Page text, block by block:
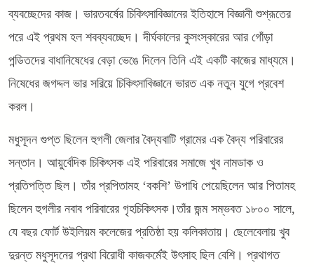
ব্যবচ্ছেদের কাজ। ভারতবর্ষের চিকিৎসাবিজ্ঞানের ইতিহাসে বিজ্ঞানী শুশ্রূতের
পরে এই প্রথম হল শবব্যবচ্ছেদ। দীর্ঘকালের কুসংস্কারের আর গোঁড়া
পন্ডিতদের বাধানিষেধের বেড়া ভেঙে দিলেন তিনি এই একটি কাজের মাধ্যমে।
নিষেধের জগদ্দল ভার সরিয়ে চিকিৎসাবিজ্ঞানে ভারত এক নতুন যুগে প্রবেশ
করল।
মধুসূদন গুপ্ত ছিলেন হুগলী জেলার বৈদ্যবাটি গ্রামের এক বৈদ্য পরিবারের
সন্তান। আয়ুর্বেদিক চিকিৎসক এই পরিবারের সমাজে খুব নামডাক ও
প্রতিপত্তি ছিল। তাঁর প্রপিতামহ ‘বকশি’ উপাধি পেয়েছিলেন আর পিতামহ
ছিলেন হুগলীর নবাব পরিবারের গৃহচিকিৎসক।তাঁর জন্ম সম্ভবত ১৮০০ সালে,
যে বছর ফোর্ট উইলিয়ম কলেজের প্রতিষ্ঠা হয় কলিকাতায়। ছেলেবেলায় খুব
দুরন্ত মধুসূদনের প্রথা বিরোধী কাজকর্মেই উৎসাহ ছিল বেশি। প্রথাগত